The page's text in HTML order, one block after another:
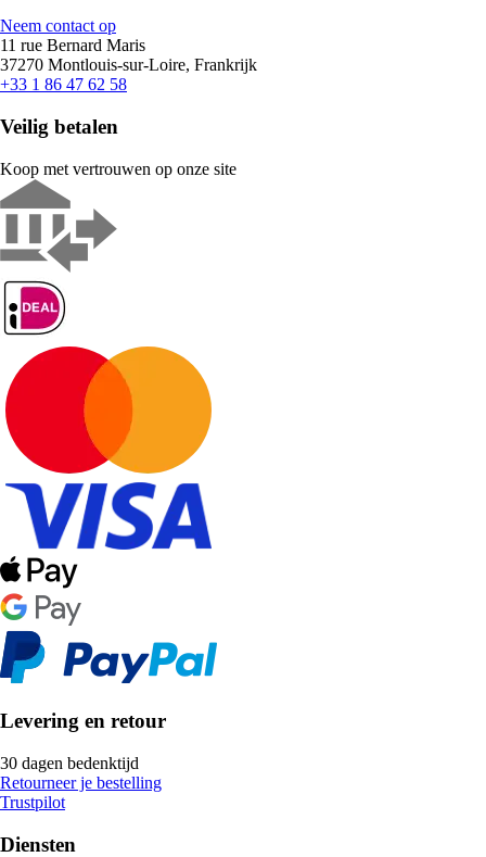
Neem contact op
11 rue Bernard Maris
37270 Montlouis-sur-Loire, Frankrijk
+33 1 86 47 62 58
Veilig betalen
Koop met vertrouwen op onze site
Levering en retour
30 dagen bedenktijd
Retourneer je bestelling
Trustpilot
Diensten